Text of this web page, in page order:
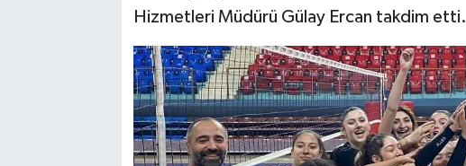
Hizmetleri Müdürü Gülay Ercan takdim etti.